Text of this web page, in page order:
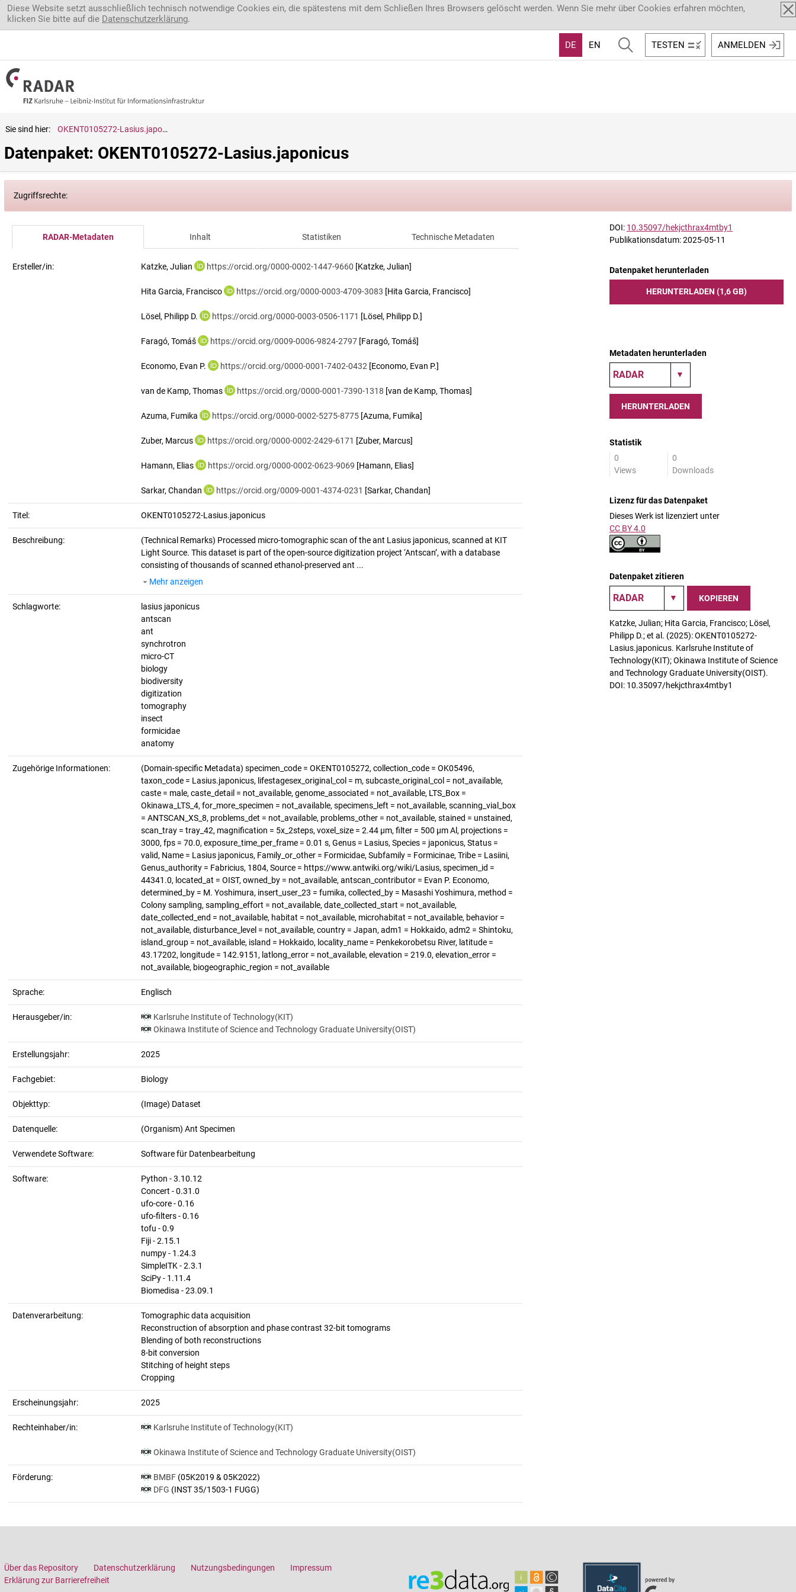
Direkt zum Inhalt
Diese Website setzt ausschließlich technisch notwendige Cookies ein, die spätestens mit dem Schließen Ihres Browsers gelöscht werden. Wenn Sie mehr über Cookies erfahren möchten,
klicken Sie bitte auf die Datenschutzerklärung.
DE EN TESTEN ANMELDEN
Sie sind hier: OKENT0105272-Lasius.japonicus
Datenpaket: OKENT0105272-Lasius.japonicus
Zugriffsrechte:
RADAR-Metadaten Inhalt Statistiken Technische Metadaten
Ersteller/in: Katzke, Julian https://orcid.org/0000-0002-1447-9660 [Katzke, Julian]
Hita Garcia, Francisco https://orcid.org/0000-0003-4709-3083 [Hita Garcia, Francisco]
Lösel, Philipp D. https://orcid.org/0000-0003-0506-1171 [Lösel, Philipp D.]
Faragó, Tomáš https://orcid.org/0009-0006-9824-2797 [Faragó, Tomáš]
Economo, Evan P. https://orcid.org/0000-0001-7402-0432 [Economo, Evan P.]
van de Kamp, Thomas https://orcid.org/0000-0001-7390-1318 [van de Kamp, Thomas]
Azuma, Fumika https://orcid.org/0000-0002-5275-8775 [Azuma, Fumika]
Zuber, Marcus https://orcid.org/0000-0002-2429-6171 [Zuber, Marcus]
Hamann, Elias https://orcid.org/0000-0002-0623-9069 [Hamann, Elias]
Sarkar, Chandan https://orcid.org/0009-0001-4374-0231 [Sarkar, Chandan]
Titel: OKENT0105272-Lasius.japonicus
Beschreibung: (Technical Remarks) Processed micro-tomographic scan of the ant Lasius japonicus, scanned at KIT
Light Source. This dataset is part of the open-source digitization project ‘Antscan’, with a database
consisting of thousands of scanned ethanol-preserved ant ...
Mehr anzeigen
Schlagworte:
lasius japonicus
antscan
ant
synchrotron
micro-CT
biology
biodiversity
digitization
tomography
insect
formicidae
anatomy
Zugehörige Informationen:
(Domain-specific Metadata) specimen_code = OKENT0105272, collection_code = OK05496,
taxon_code = Lasius.japonicus, lifestagesex_original_col = m, subcaste_original_col = not_available,
caste = male, caste_detail = not_available, genome_associated = not_available, LTS_Box =
Okinawa_LTS_4, for_more_specimen = not_available, specimens_left = not_available, scanning_vial_box
= ANTSCAN_XS_8, problems_det = not_available, problems_other = not_available, stained = unstained,
scan_tray = tray_42, magnification = 5x_2steps, voxel_size = 2.44 µm, filter = 500 µm Al, projections =
3000, fps = 70.0, exposure_time_per_frame = 0.01 s, Genus = Lasius, Species = japonicus, Status =
valid, Name = Lasius japonicus, Family_or_other = Formicidae, Subfamily = Formicinae, Tribe = Lasiini,
Genus_authority = Fabricius, 1804, Source = https://www.antwiki.org/wiki/Lasius, specimen_id =
44341.0, located_at = OIST, owned_by = not_available, antscan_contributor = Evan P. Economo,
determined_by = M. Yoshimura, insert_user_23 = fumika, collected_by = Masashi Yoshimura, method =
Colony sampling, sampling_effort = not_available, date_collected_start = not_available,
date_collected_end = not_available, habitat = not_available, microhabitat = not_available, behavior =
not_available, disturbance_level = not_available, country = Japan, adm1 = Hokkaido, adm2 = Shintoku,
island_group = not_available, island = Hokkaido, locality_name = Penkekorobetsu River, latitude =
43.17202, longitude = 142.9151, latlong_error = not_available, elevation = 219.0, elevation_error =
not_available, biogeographic_region = not_available
Sprache: Englisch
Herausgeber/in:
Karlsruhe Institute of Technology(KIT)
Okinawa Institute of Science and Technology Graduate University(OIST)
Erstellungsjahr: 2025
Fachgebiet: Biology
Objekttyp: (Image) Dataset
Datenquelle: (Organism) Ant Specimen
Verwendete Software: Software für Datenbearbeitung
Software:
Python - 3.10.12
Concert - 0.31.0
ufo-core - 0.16
ufo-filters - 0.16
tofu - 0.9
Fiji - 2.15.1
numpy - 1.24.3
SimpleITK - 2.3.1
SciPy - 1.11.4
Biomedisa - 23.09.1
Datenverarbeitung:
Tomographic data acquisition
Reconstruction of absorption and phase contrast 32-bit tomograms
Blending of both reconstructions
8-bit conversion
Stitching of height steps
Cropping
Erscheinungsjahr: 2025
Rechteinhaber/in: Karlsruhe Institute of Technology(KIT)
Okinawa Institute of Science and Technology Graduate University(OIST)
Förderung: BMBF (05K2019 & 05K2022)
DFG (INST 35/1503-1 FUGG)
DOI: 10.35097/hekjcthrax4mtby1
Publikationsdatum: 2025-05-11
Datenpaket herunterladen
HERUNTERLADEN (1,6 GB)
Metadaten herunterladen
HERUNTERLADEN
Statistik
0
Views
0
Downloads
Lizenz für das Datenpaket
Dieses Werk ist lizenziert unter
CC BY 4.0
Datenpaket zitieren
KOPIEREN
Katzke, Julian; Hita Garcia, Francisco; Lösel,
Philipp D.; et al. (2025): OKENT0105272-
Lasius.japonicus. Karlsruhe Institute of
Technology(KIT); Okinawa Institute of Science
and Technology Graduate University(OIST).
DOI: 10.35097/hekjcthrax4mtby1
Über das Repository Datenschutzerklärung Nutzungsbedingungen
Impressum
Erklärung zur Barrierefreiheit